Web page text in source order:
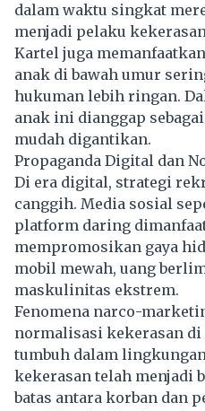
dalam waktu singkat
menjadi pelaku
Kartel juga
anak di bawah umur
hukuman lebih ringan.
anak ini dianggap
mudah digantikan.
Propaganda Digital dan
Di era digital, strategi
canggih. Media sosial
platform daring
mempromosikan gaya
mobil mewah, uang
maskulinitas ekstrem.
Fenomena narco-
normalisasi kekerasan di
tumbuh dalam
kekerasan telah menjadi
batas antara korban dan